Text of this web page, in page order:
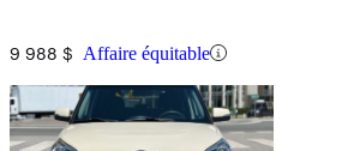
9 988 $ Affaire équitable